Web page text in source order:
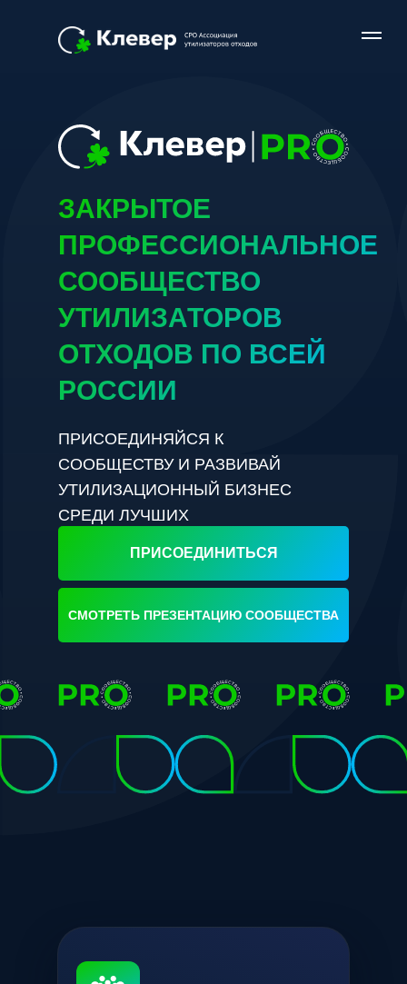
ЗАКРЫТОЕ
ПРОФЕССИОНАЛЬНОЕ
СООБЩЕСТВО
УТИЛИЗАТОРОВ
ОТХОДОВ ПО ВСЕЙ
РОССИИ
ПРИСОЕДИНЯЙСЯ К
СООБЩЕСТВУ И РАЗВИВАЙ
УТИЛИЗАЦИОННЫЙ БИЗНЕС
СРЕДИ ЛУЧШИХ
ПРИСОЕДИНИТЬСЯ
СМОТРЕТЬ ПРЕЗЕНТАЦИЮ СООБЩЕСТВА